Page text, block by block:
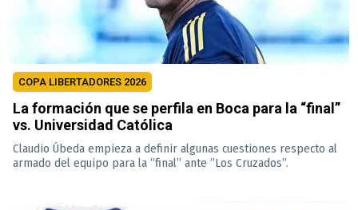
COPA LIBERTADORES 2026
La formación que se perfila en Boca para la “final”
vs. Universidad Católica
Claudio Úbeda empieza a definir algunas cuestiones respecto al
armado del equipo para la ”final” ante ”Los Cruzados”.